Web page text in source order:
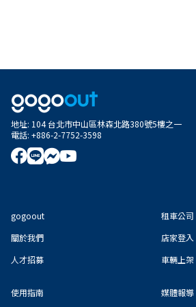
地址: 104 台北市中山區林森北路380號5樓之一
電話: +886-2-7752-3598
gogoout
關於我們
人才招募
租車公司
店家登入
車輛上架
使用指南 媒體報導